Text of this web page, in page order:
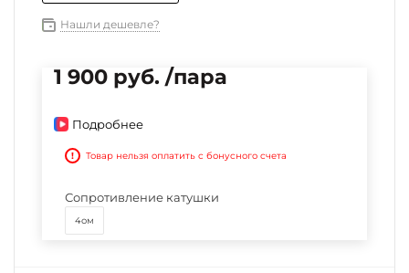
Нашли дешевле?
1 900 руб. /пара
Подробнее
! Товар нельзя оплатить с бонусного счета
Сопротивление катушки
4ом